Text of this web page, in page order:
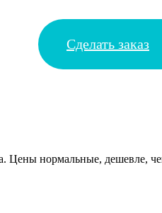
Сделать заказ
Цены нормальные, дешевле,